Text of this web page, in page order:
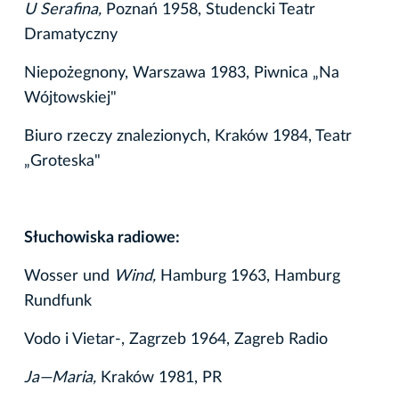
U Serafina, Poznań 1958, Studencki Teatr
Dramatyczny
Niepożegnony, Warszawa 1983, Piwnica „Na
Wójtowskiej"
Biuro rzeczy znalezionych, Kraków 1984, Teatr
„Groteska"
Słuchowiska radiowe:
Wosser und Wind, Hamburg 1963, Hamburg
Rundfunk
Vodo i Vietar-, Zagrzeb 1964, Zagreb Radio
Ja—Maria, Kraków 1981, PR